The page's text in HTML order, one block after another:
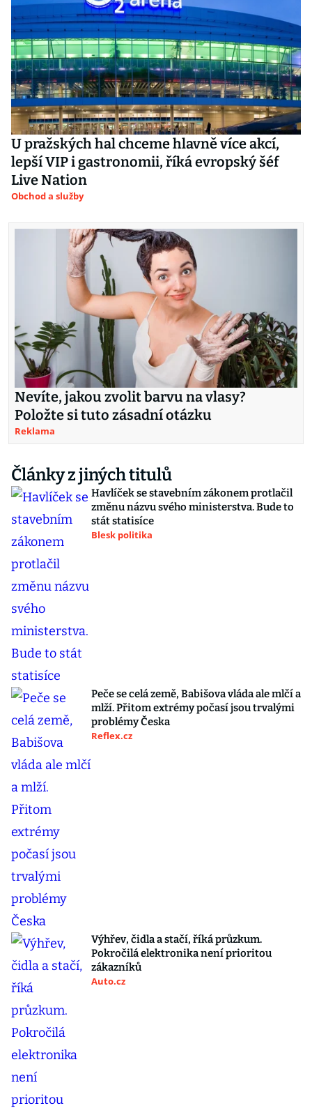
U pražských hal chceme hlavně více akcí,
lepší VIP i gastronomii, říká evropský šéf
Live Nation
Obchod a služby
Nevíte, jakou zvolit barvu na vlasy?
Položte si tuto zásadní otázku
Reklama
Články z jiných titulů
Havlíček se stavebním zákonem protlačil
změnu názvu svého ministerstva. Bude to
stát statisíce
Blesk politika
Peče se celá země, Babišova vláda ale mlčí a
mlží. Přitom extrémy počasí jsou trvalými
problémy Česka
Reflex.cz
Výhřev, čidla a stačí, říká průzkum.
Pokročilá elektronika není prioritou
zákazníků
Auto.cz